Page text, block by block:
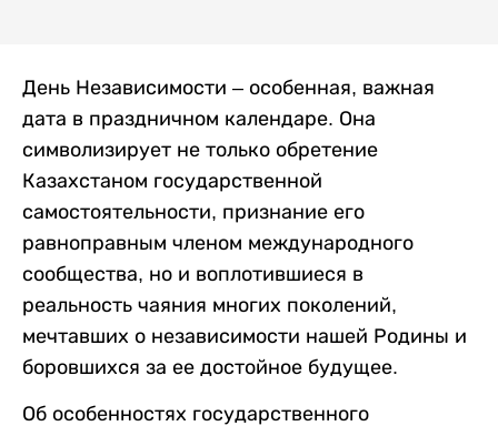
День Независимости – особенная, важная
дата в праздничном календаре. Она
символизирует не только обретение
Казахстаном государственной
самостоятельности, признание его
равноправным членом международного
сообщества, но и воплотившиеся в
реальность чаяния многих поколений,
мечтавших о независимости нашей Родины и
боровшихся за ее достойное будущее.
Об особенностях государственного